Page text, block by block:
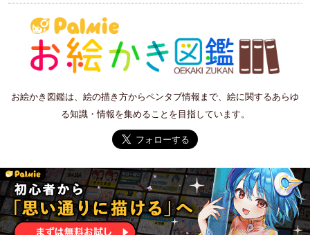
お絵かき図鑑は、絵の描き方からペンタブ情報まで、絵に関するあらゆ
る知識・情報を集めることを目指しています。